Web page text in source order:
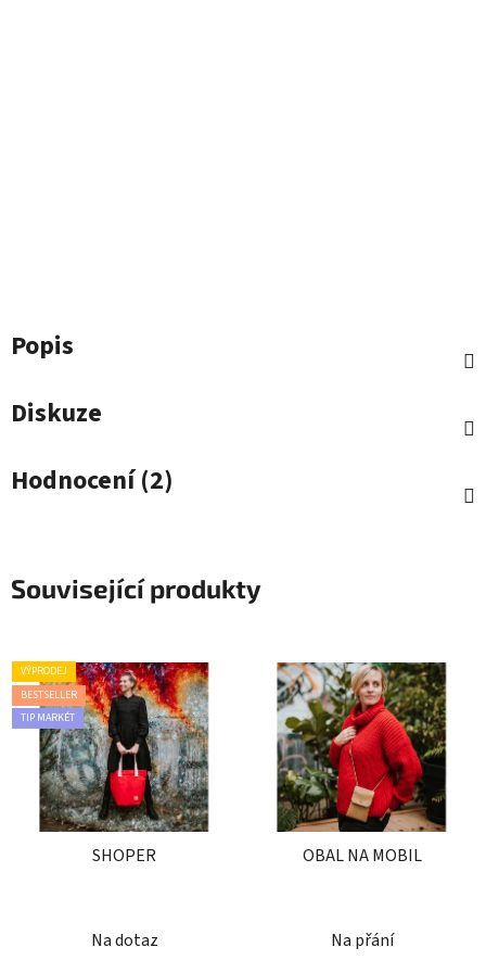
Popis
Diskuze
Hodnocení (2)
Související produkty
VÝPRODEJ
BESTSELLER
TIP MARKÉT
SHOPER
hodnocení
Na dotaz
OBAL NA MOBIL
hodnocení
Na přání